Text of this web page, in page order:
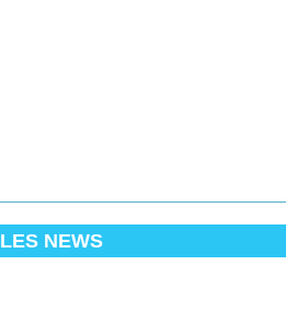
LES NEWS